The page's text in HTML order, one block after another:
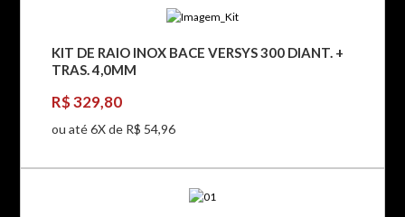
KIT DE RAIO INOX BACE VERSYS 300 DIANT. +
TRAS. 4,0MM
R$ 329,80
ou até 6X de R$ 54,96